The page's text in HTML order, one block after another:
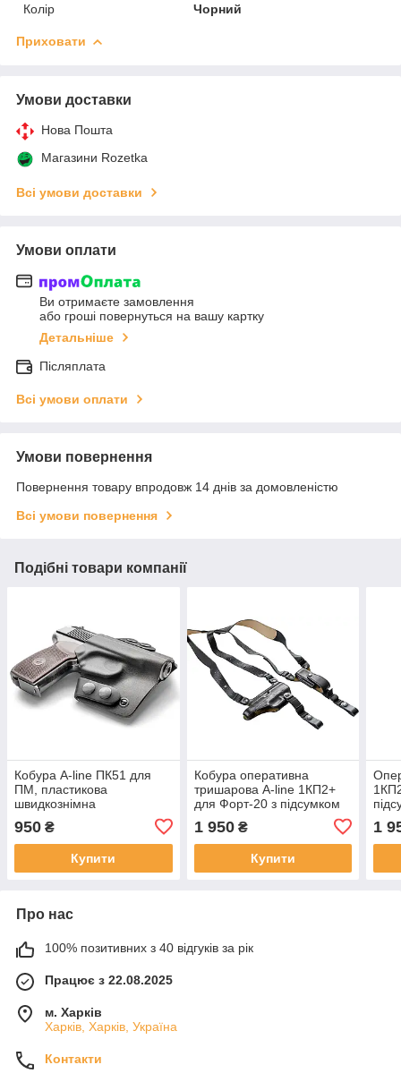
Колір
Чорний
Приховати
Умови доставки
Нова Пошта
Магазини Rozetka
Всі умови доставки
Умови оплати
Ви отримаєте замовлення
або гроші повернуться на вашу картку
Детальніше
Післяплата
Всі умови оплати
Умови повернення
Повернення товару впродовж 14 днів за домовленістю
Всі умови повернення
Подібні товари компанії
Кобура A-line ПК51 для
ПМ, пластикова
швидкознімна
950 ₴
Купити
Кобура оперативна
тришарова A-line 1КП2+
для Форт-20 з підсумком
1 950₴
Купити
1
Про нас
100% позитивних з 40 відгуків за рік
Працює з 22.08.2025
м. Харків
Харків, Харків, Україна
Контакти